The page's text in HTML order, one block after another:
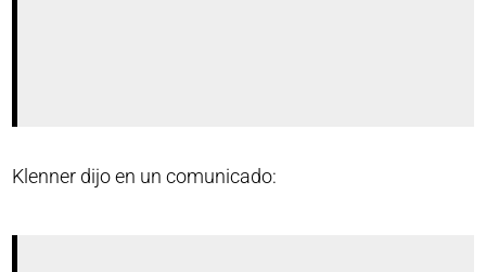
Klenner dijo en un comunicado: